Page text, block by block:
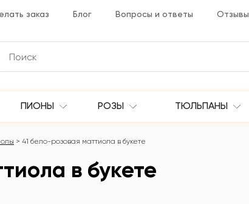
заказ Блог Вопросы и ответы Отзывы
ПИОНЫ РОЗЫ ТЮЛЬПАНЫ
41 бело-розовая маттиола в букете
в букете